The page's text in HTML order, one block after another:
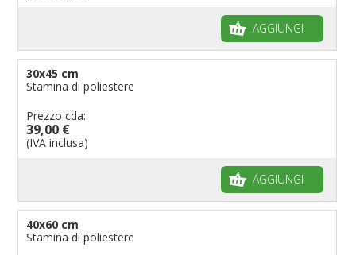
AGGIUNGI
30x45 cm
Stamina di poliestere
Prezzo cda:
39,00 €
(IVA inclusa)
AGGIUNGI
40x60 cm
Stamina di poliestere